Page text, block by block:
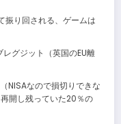
振り回される、ゲームは
グジット（英国のEU離
NISAなので損切りできな
開し残っていた20％の